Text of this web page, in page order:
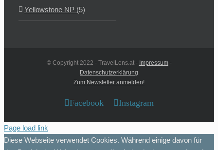
Yellowstone NP (5)
© Copyright 2022 - TravelLens.at - Impressum-
Datenschutzerklärung
Zum Newsletter anmelden!
Facebook Instagram
Page load link
Diese Webseite verwendet Cookies. Während einige davon für